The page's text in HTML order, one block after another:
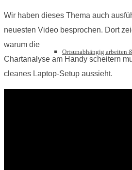
Ortsunabhängig arbeiten
Wir haben dieses Thema auch
neuesten Video besprochen. Dort
warum die
Chartanalyse am Handy scheitern
cleanes Laptop-Setup aussieht.